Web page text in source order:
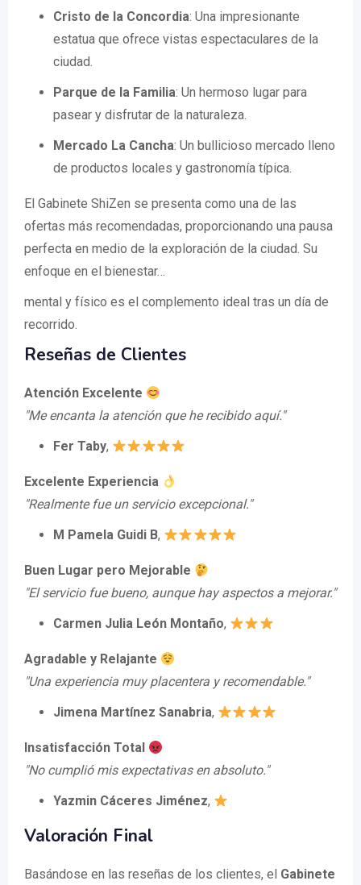
Cristo de la Concordia: Una impresionante
estatua que ofrece vistas espectaculares de la
ciudad.
Parque de la Familia: Un hermoso lugar para
pasear y disfrutar de la naturaleza.
Mercado La Cancha: Un bullicioso mercado lleno
de productos locales y gastronomía típica.
El Gabinete ShiZen se presenta como una de las
ofertas más recomendadas, proporcionando una pausa
perfecta en medio de la exploración de la ciudad. Su
enfoque en el bienestar…
mental y físico es el complemento ideal tras un día de
recorrido.
Reseñas de Clientes
Atención Excelente
"Me encanta la atención que he recibido aquí."
Fer Taby,
Excelente Experiencia
"Realmente fue un servicio excepcional."
M Pamela Guidi B,
Buen Lugar pero Mejorable
"El servicio fue bueno, aunque hay aspectos a mejorar."
Carmen Julia León Montaño,
Agradable y Relajante
"Una experiencia muy placentera y recomendable."
Jimena Martínez Sanabria,
Insatisfacción Total
"No cumplió mis expectativas en absoluto."
Yazmin Cáceres Jiménez,
Valoración Final
Basándose en las reseñas de los clientes, el Gabinete